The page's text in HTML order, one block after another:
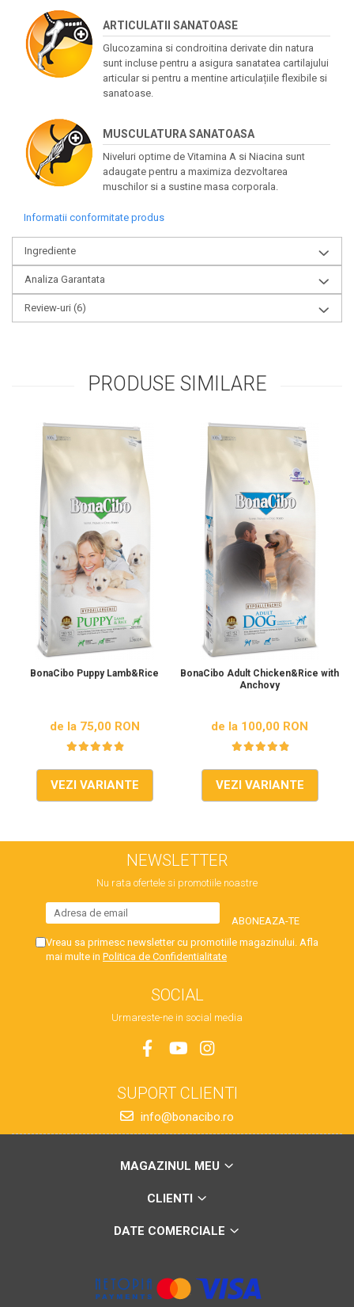
ARTICULATII SANATOASE
Glucozamina si condroitina derivate din natura
sunt incluse pentru a asigura sanatatea cartilajului
articular si pentru a mentine articulațiile flexibile si
sanatoase.
MUSCULATURA SANATOASA
Niveluri optime de Vitamina A si Niacina sunt
adaugate pentru a maximiza dezvoltarea
muschilor si a sustine masa corporala.
Informatii conformitate produs
Ingrediente
Analiza Garantata
Review-uri (6)
PRODUSE SIMILARE
BonaCibo Puppy Lamb&Rice
de la 75,00 RON
VEZI VARIANTE
BonaCibo Adult Chicken&Rice with
Anchovy
de la 100,00 RON
VEZI VARIANTE
NEWSLETTER
Nu rata ofertele si promotiile noastre
Vreau sa primesc newsletter cu promotiile magazinului. Afla
mai multe in Politica de Confidentialitate
SOCIAL
Urmareste-ne in social media
SUPORT CLIENTI
info@bonacibo.ro
MAGAZINUL MEU
CLIENTI
DATE COMERCIALE